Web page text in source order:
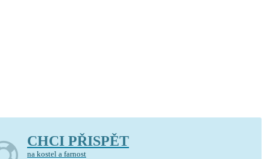
CHCI PŘISPĚT
na kostel a farnost